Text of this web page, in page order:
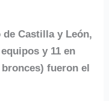
de Castilla y León,
y 11 en
fueron el